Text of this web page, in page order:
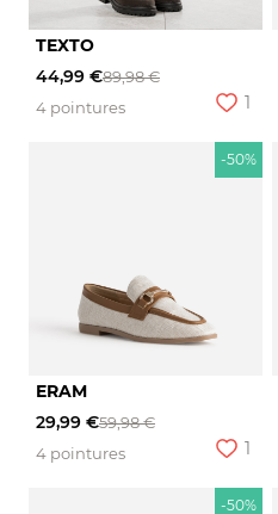
TEXTO
44,99 €89,98 €
4 pointures
1
-50%
ERAM
29,99 €59,98 €
4 pointures
1
-50%